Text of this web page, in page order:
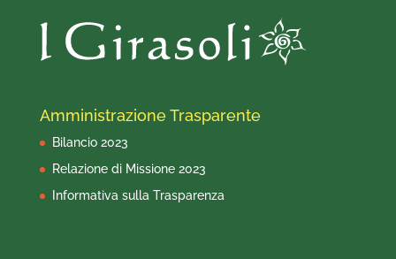
Amministrazione Trasparente
Bilancio 2023
Relazione di Missione 2023
Informativa sulla Trasparenza